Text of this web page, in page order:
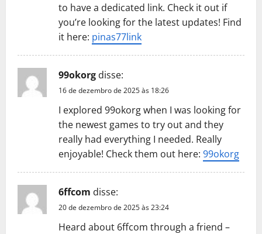
to have a dedicated link. Check it out if
you’re looking for the latest updates! Find
it here: pinas77link
99okorg disse:
16 de dezembro de 2025 às 18:26
I explored 99okorg when I was looking for
the newest games to try out and they
really had everything I needed. Really
enjoyable! Check them out here: 99okorg
6ffcom disse:
20 de dezembro de 2025 às 23:24
Heard about 6ffcom through a friend –